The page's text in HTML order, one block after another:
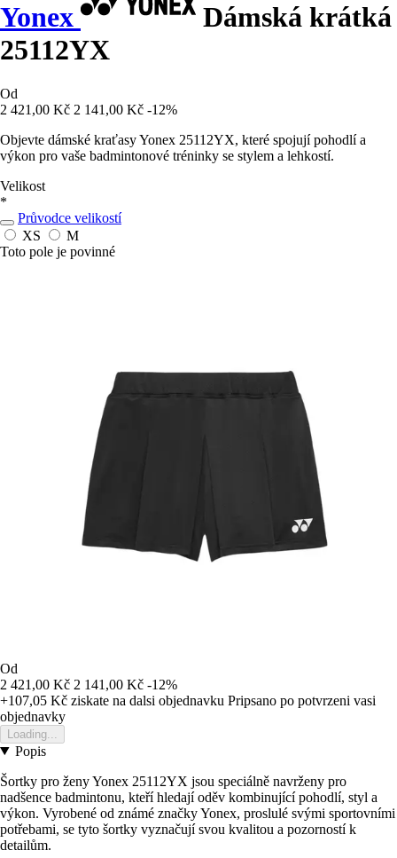
Yonex
Dámská krátká
25112YX
Od
2 421,00 Kč 2 141,00 Kč -12%
Objevte dámské kraťasy Yonex 25112YX, které spojují pohodlí a
výkon pro vaše badmintonové tréninky se stylem a lehkostí.
Velikost
*
Průvodce velikostí
XS
M
Toto pole je povinné
Od
2 421,00 Kč 2 141,00 Kč -12%
+107,05 Kč ziskate na dalsi objednavku Pripsano po potvrzeni vasi
objednavky
Loading...
Popis
Šortky pro ženy Yonex 25112YX jsou speciálně navrženy pro
nadšence badmintonu, kteří hledají oděv kombinující pohodlí, styl a
výkon. Vyrobené od známé značky Yonex, proslulé svými sportovními
potřebami, se tyto šortky vyznačují svou kvalitou a pozorností k
detailům.